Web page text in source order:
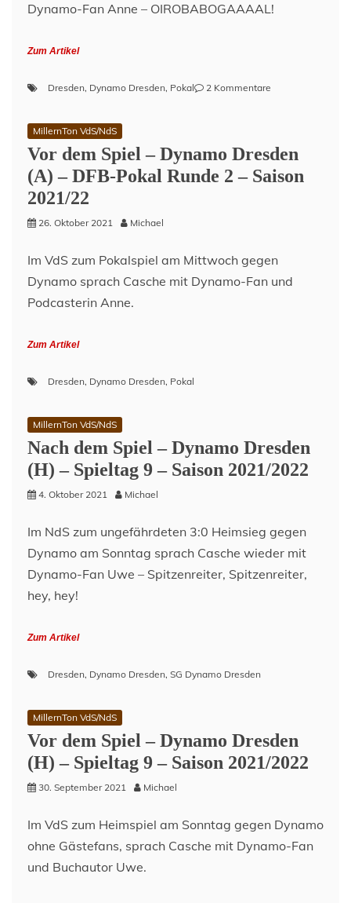
Dynamo-Fan Anne – OIROBABOGAAAAL!
Zum Artikel
Dresden, Dynamo Dresden, Pokal 2 Kommentare
–
Dresden
Runde
MillernTon VdS/NdS
Vor dem Spiel – Dynamo Dresden
(A) – DFB-Pokal Runde 2 – Saison
2021/22
26. Oktober 2021 Michael
Im VdS zum Pokalspiel am Mittwoch gegen
Dynamo sprach Casche mit Dynamo-Fan und
Podcasterin Anne.
Zum Artikel
Dresden, Dynamo Dresden, Pokal
MillernTon VdS/NdS
Nach dem Spiel – Dynamo Dresden
(H) – Spieltag 9 – Saison 2021/2022
4. Oktober 2021 Michael
Im NdS zum ungefährdeten 3:0 Heimsieg gegen
Dynamo am Sonntag sprach Casche wieder mit
Dynamo-Fan Uwe – Spitzenreiter, Spitzenreiter,
hey, hey!
Zum Artikel
Dresden, Dynamo Dresden, SG Dynamo Dresden
MillernTon VdS/NdS
Vor dem Spiel – Dynamo Dresden
(H) – Spieltag 9 – Saison 2021/2022
30. September 2021 Michael
Im VdS zum Heimspiel am Sonntag gegen Dynamo
ohne Gästefans, sprach Casche mit Dynamo-Fan
und Buchautor Uwe.